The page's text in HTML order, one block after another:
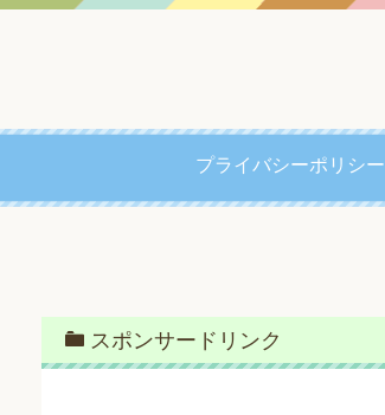
プライバシーポリシー
スポンサードリンク